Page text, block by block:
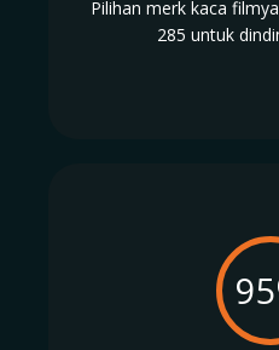
Pilihan merk kaca
285 untuk